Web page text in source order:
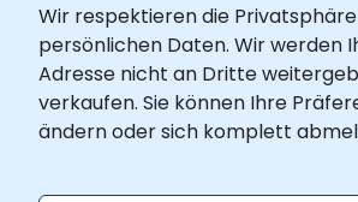
Wir respektieren die
persönlichen Daten. Wir werden
Adresse nicht an Dritte
verkaufen. Sie können Ihre
ändern oder sich komplett